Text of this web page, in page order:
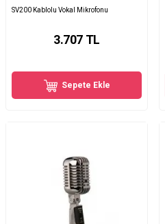
SV200 Kablolu Vokal Mikrofonu
3.707 TL
Sepete Ekle